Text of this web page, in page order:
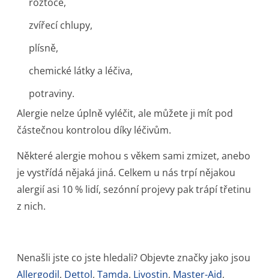
zvířecí chlupy,
plísně,
chemické látky a léčiva,
potraviny.
Alergie nelze úplně vyléčit, ale můžete ji mít pod
částečnou kontrolou díky léčivům.
Některé alergie mohou s věkem sami zmizet, anebo
je vystřídá nějaká jiná. Celkem u nás trpí nějakou
alergií asi 10 % lidí, sezónní projevy pak trápí třetinu
z nich.
Nenašli jste co jste hledali? Objevte značky jako jsou
Allergodil, Dettol, Tamda, Livostin, Master-Aid,